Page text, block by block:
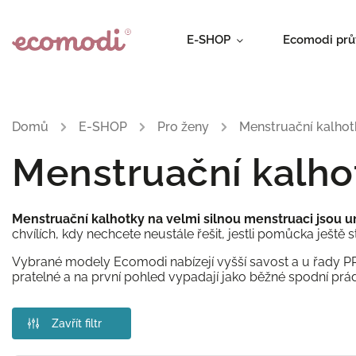
E-SHOP Ecomodi
Domů / E-SHOP / Pro ženy / Menstruační
Menstruační
Menstruační kalhotky na velmi silnou menstruaci jsou
chvílích, kdy nechcete neustále řešit, jestli pomůcka ještě
Vybrané modely Ecomodi nabízejí vyšší savost a u řady
pratelné a na první pohled vypadají jako běžné spodní
Zavřít filtr